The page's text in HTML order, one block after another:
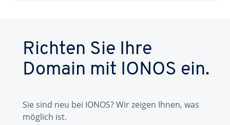
Richten Sie Ihre
Domain mit IONOS ein.
Sie sind neu bei IONOS? Wir zeigen Ihnen, was
möglich ist.